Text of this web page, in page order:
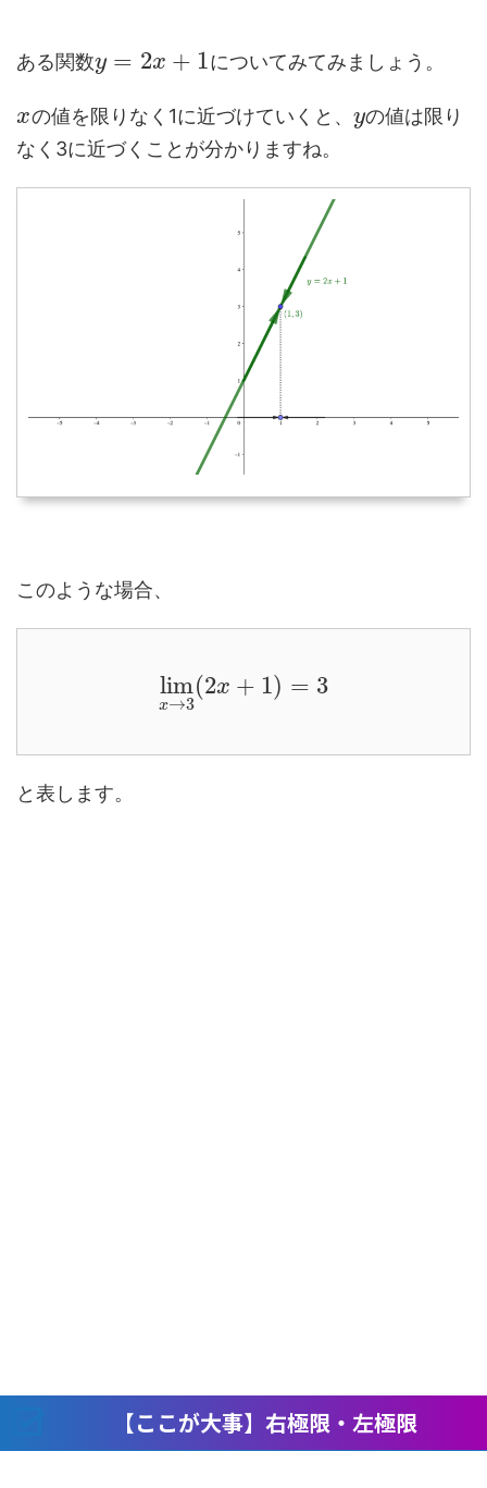
ある関数y = 2x + 1についてみてみましょう。
xの値を限りなく1に近づけていくと、 yの値は限り
なく3に近づくことが分かりますね。
このような場合、
lim
x→3
(2x + 1) = 3
と表します。
【ここが大事】右極限・左極限